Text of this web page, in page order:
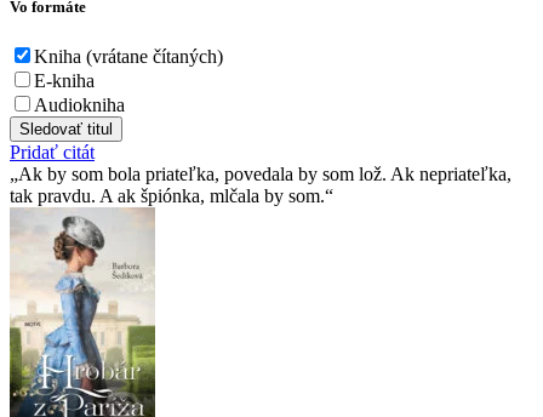
Vo formáte
Kniha (vrátane čítaných)
E-kniha
Audiokniha
Sledovať titul
Pridať citát
Ak by som bola priateľka, povedala by som lož. Ak nepriateľka,
tak pravdu. A ak špiónka, mlčala by som.